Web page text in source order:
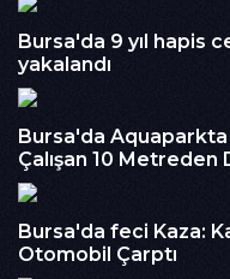
Embed Kodu :
Bursa'da 9 yıl hapis
yakalandı
Bursa'da Aquaparkta
Çalışan 10 Metreden
Bursa'da feci Kaza:
Otomobil Çarptı